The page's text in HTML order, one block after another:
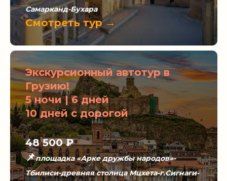
Самарканд-Бухара
Смотреть тур →
Экскурсионный автотур в
Грузию!
5 ночи | 6 дней
10 дней с дорогой
48 500 ₽
📌площадка «Арке дружбы народов»-
Тбилиси-древняя столица Мцхета-г.Сигнаги-